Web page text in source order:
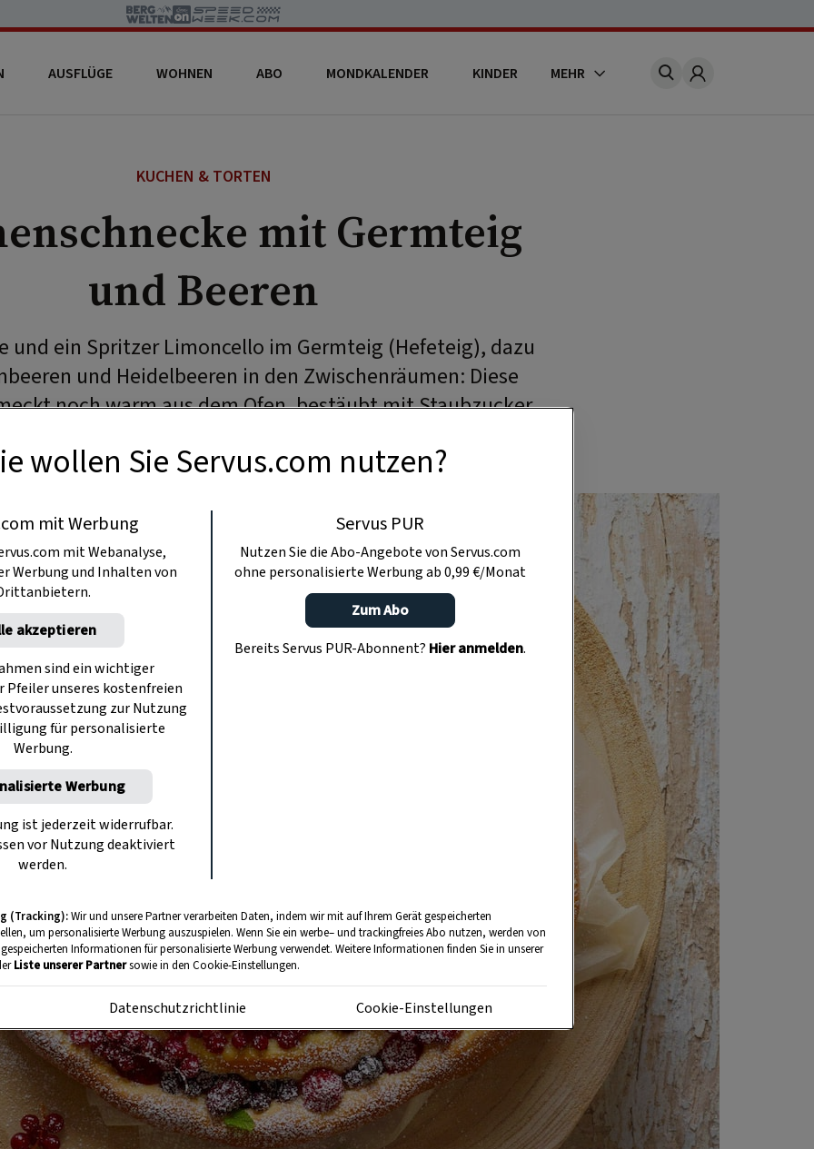
AUSFLÜGE WOHNEN ABO MONDKALENDER KINDER MEHR Account
KUCHEN & TORTEN
mit Germteig
und Beeren
und ein Spritzer Limoncello im Germteig (Hefeteig), dazu
und Heidelbeeren in den Zwischenräumen: Diese
noch warm aus dem Ofen, bestäubt mit Staubzucker,
wollen Sie Servus.com nutzen?
mit Werbung
mit Webanalyse,
Werbung und Inhalten von
akzeptieren
sind ein wichtiger
unseres kostenfreien
zur Nutzung
für personalisierte
Werbung.
Werbung
ist jederzeit widerrufbar.
vor Nutzung deaktiviert
werden.
Servus PUR
Nutzen Sie die Abo-Angebote von Servus.com
ohne personalisierte Werbung ab 0,99 €/Monat
Zum Abo
Bereits Servus PUR-Abonnent? Hier anmelden.
(Tracking):Wir und unsere Partner verarbeiten Daten, indem wir mit auf Ihrem Gerät gespeicherten
um personalisierte Werbung auszuspielen. Wenn Sie ein werbe– und trackingfreies Abo nutzen, werden von
Informationen für personalisierte Werbung verwendet. Weitere Informationen finden Sie in unserer
Liste unserer Partnersowie in den Cookie-Einstellungen.
Datenschutzrichtlinie Cookie-Einstellungen